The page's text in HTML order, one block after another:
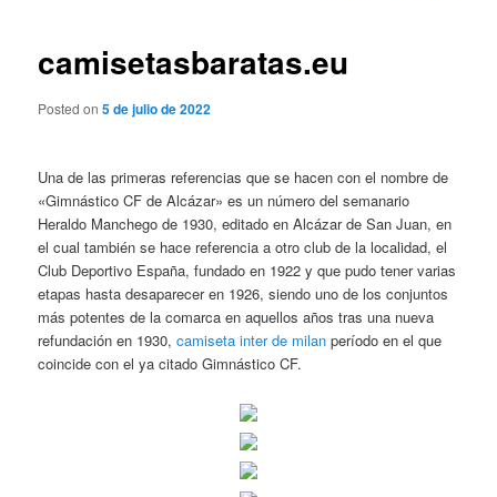
camisetasbaratas.eu
Posted on5 de julio de 2022
Una de las primeras referencias que se hacen con el nombre de
«Gimnástico CF de Alcázar» es un número del semanario
Heraldo Manchego de 1930, editado en Alcázar de San Juan, en
el cual también se hace referencia a otro club de la localidad, el
Club Deportivo España, fundado en 1922 y que pudo tener varias
etapas hasta desaparecer en 1926, siendo uno de los conjuntos
más potentes de la comarca en aquellos años tras una nueva
refundación en 1930,camiseta inter de milan período en el que
coincide con el ya citado Gimnástico CF.